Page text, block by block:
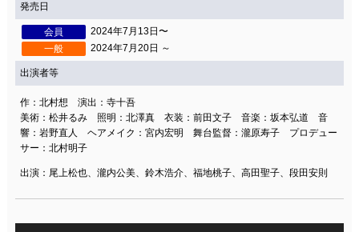
発売日
会員
2024年7月13日〜
一般
2024年7月20日 ～
出演者等
作：北村想 演出：寺十吾
美術：松井るみ 照明：北澤真 衣装：前田文子 音楽：坂本弘道 音
響：岩野直人 ヘアメイク：宮内宏明 舞台監督：瀧原寿子 プロデュー
サー：北村明子
出演：尾上松也、瀧内公美、鈴木浩介、福地桃子、高田聖子、段田安則